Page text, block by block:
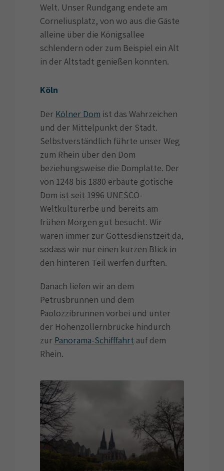
Welt. Unser Rundgang endete am
Corneliusplatz, von wo aus die Gäste
alleine über die Königsallee
schlendern oder zum Beispiel ein Alt
in der Altstadt genießen konnten.
Köln
Der Kölner Dom ist das Wahrzeichen
und der Mittelpunkt der Stadt.
Selbstverständlich führte unser Weg
zum Rhein über den Dom
beziehungsweise die Domplatte. Der
von 1248 bis 1880 erbaute gotische
Dom ist seit 1996 UNESCO-
Weltkulturerbe und bereits am
frühen Morgen gut besucht. Wir
waren immer zur Gottesdienstzeit da,
sodass wir nur einen kurzen Blick in
den hinteren Teil werfen durften.
Danach liefen wir an dem
Petrusbrunnen und dem
Paolozzibrunnen vorbei und unter
der Hohenzollernbrücke hindurch
zur Panorama-Schifffahrt auf dem
Rhein.